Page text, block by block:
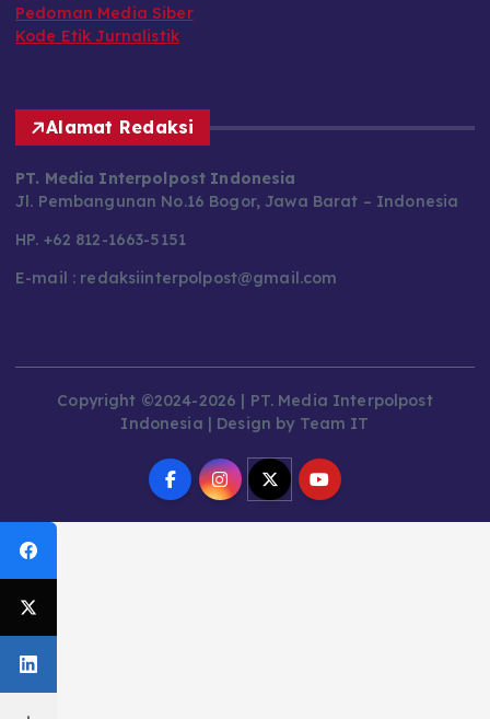
Pedoman Media Siber
Kode Etik Jurnalistik
Alamat Redaksi
PT. Media Interpolpost Indonesia
Jl. Pembangunan No.16 Bogor, Jawa Barat – Indonesia
HP. +62 812-1663-5151
E-mail : redaksiinterpolpost@gmail.com
Copyright ©2024-2026 | PT. Media Interpolpost
Indonesia | Design by Team IT